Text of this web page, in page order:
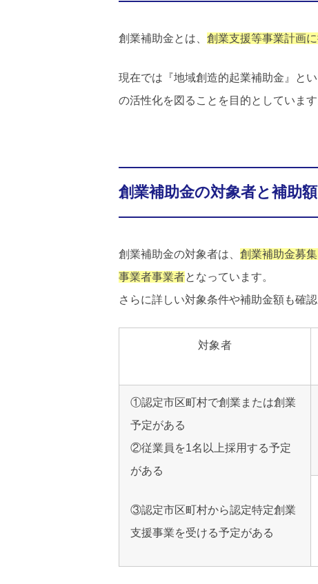
創業補助金とは、創業支援等事業計画
現在では『地域創造的起業補助金』と
の活性化を図ることを目的としています
創業補助金の対象者と補助額
創業補助金の対象者は、創業補助金募
事業者事業者となっています。
さらに詳しい対象条件や補助金額も確
対象者
①認定市区町村で創業または創業
予定がある
②従業員を1名以上採用する予定
がある
③認定市区町村から認定特定創業
支援事業を受ける予定がある